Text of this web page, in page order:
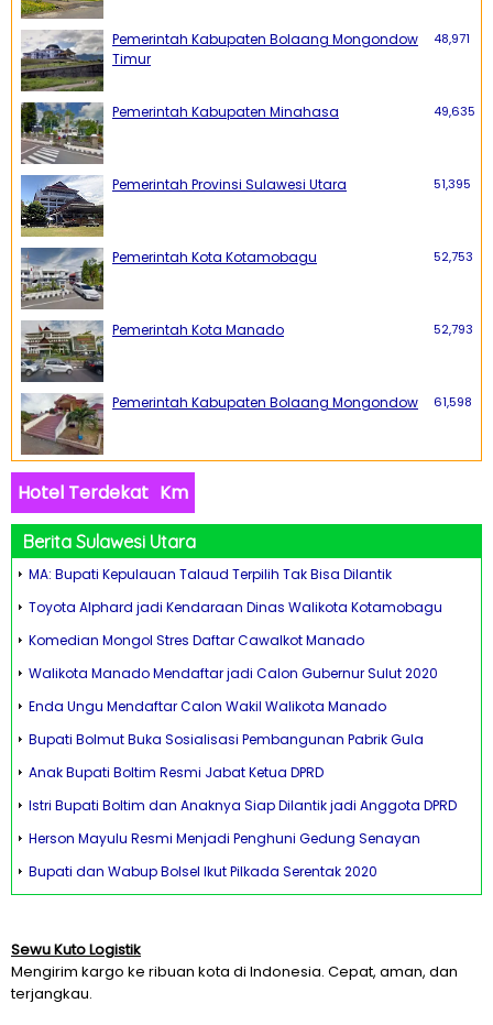
Pemerintah Kabupaten Bolaang Mongondow
Timur
48,971
Pemerintah Kabupaten Minahasa 49,635
Pemerintah Provinsi Sulawesi Utara 51,395
Pemerintah Kota Kotamobagu 52,753
Pemerintah Kota Manado 52,793
Pemerintah Kabupaten Bolaang Mongondow 61,598
Hotel Terdekat Km
Berita Sulawesi Utara
MA: Bupati Kepulauan Talaud Terpilih Tak Bisa Dilantik
Toyota Alphard jadi Kendaraan Dinas Walikota Kotamobagu
Komedian Mongol Stres Daftar Cawalkot Manado
Walikota Manado Mendaftar jadi Calon Gubernur Sulut 2020
Enda Ungu Mendaftar Calon Wakil Walikota Manado
Bupati Bolmut Buka Sosialisasi Pembangunan Pabrik Gula
Anak Bupati Boltim Resmi Jabat Ketua DPRD
Istri Bupati Boltim dan Anaknya Siap Dilantik jadi Anggota DPRD
Herson Mayulu Resmi Menjadi Penghuni Gedung Senayan
Bupati dan Wabup Bolsel Ikut Pilkada Serentak 2020
Sewu Kuto Logistik
Mengirim kargo ke ribuan kota di Indonesia. Cepat, aman, dan
terjangkau.